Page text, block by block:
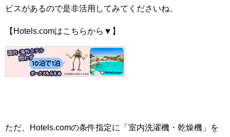
ビスがあるので是非活用してみてくださいね。
【Hotels.comはこちらから▼】
ただ、Hotels.comの条件指定に「室内洗濯機・乾燥機」を